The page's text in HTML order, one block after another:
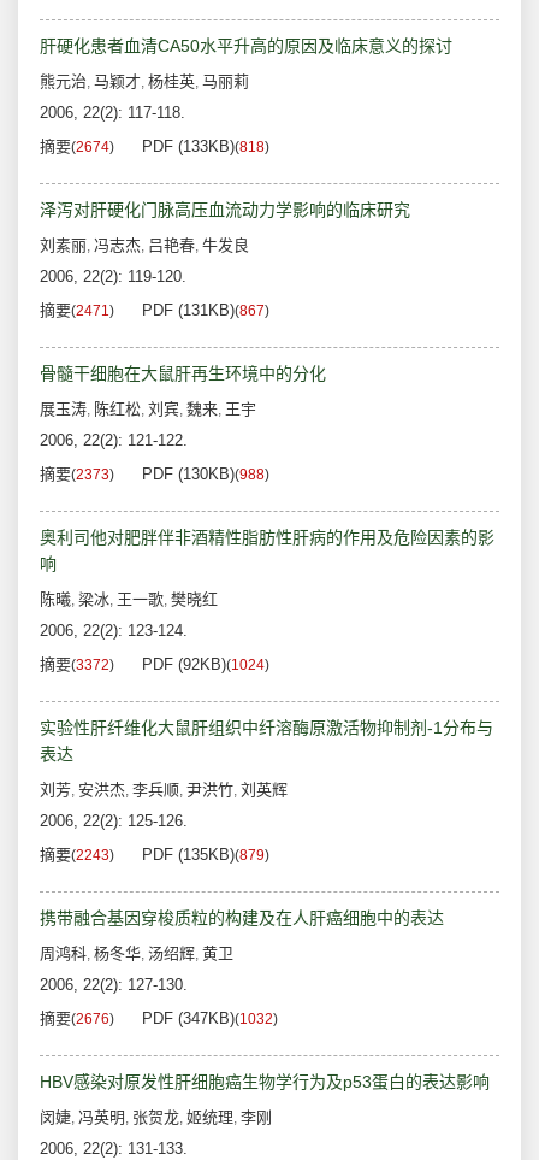
肝硬化患者血清CA50水平升高的原因及临床意义的探讨
熊元治, 马颖才, 杨桂英, 马丽莉
2006, 22(2): 117-118.
摘要(2674) PDF (133KB)(818)
泽泻对肝硬化门脉高压血流动力学影响的临床研究
刘素丽, 冯志杰, 吕艳春, 牛发良
2006, 22(2): 119-120.
摘要(2471) PDF (131KB)(867)
骨髓干细胞在大鼠肝再生环境中的分化
展玉涛, 陈红松, 刘宾, 魏来, 王宇
2006, 22(2): 121-122.
摘要(2373) PDF (130KB)(988)
奥利司他对肥胖伴非酒精性脂肪性肝病的作用及危险因素的影
响
陈曦, 梁冰, 王一歌, 樊晓红
2006, 22(2): 123-124.
摘要(3372) PDF (92KB)(1024)
实验性肝纤维化大鼠肝组织中纤溶酶原激活物抑制剂-1分布与
表达
刘芳, 安洪杰, 李兵顺, 尹洪竹, 刘英辉
2006, 22(2): 125-126.
摘要(2243) PDF (135KB)(879)
携带融合基因穿梭质粒的构建及在人肝癌细胞中的表达
周鸿科, 杨冬华, 汤绍辉, 黄卫
2006, 22(2): 127-130.
摘要(2676) PDF (347KB)(1032)
HBV感染对原发性肝细胞癌生物学行为及p53蛋白的表达影响
闵婕, 冯英明 , 张贺龙, 姬统理, 李刚
2006, 22(2): 131-133.